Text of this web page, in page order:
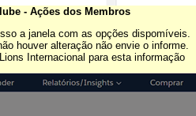
- Ações dos Membros
a janela com as opções dispomíveis.
houver alteração não envie o informe.
Internacional para esta informação